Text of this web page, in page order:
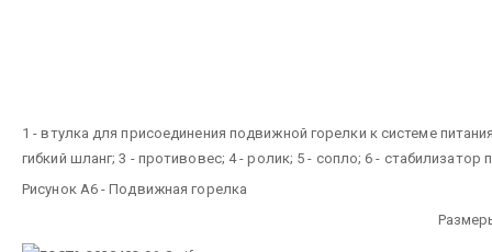
1 - втулка для присоединения подвижной горелки к системе
гибкий шланг; 3 - противовес; 4 - ролик; 5 - сопло; 6 - стабилизатор
Рисунок А6 - Подвижная горелка